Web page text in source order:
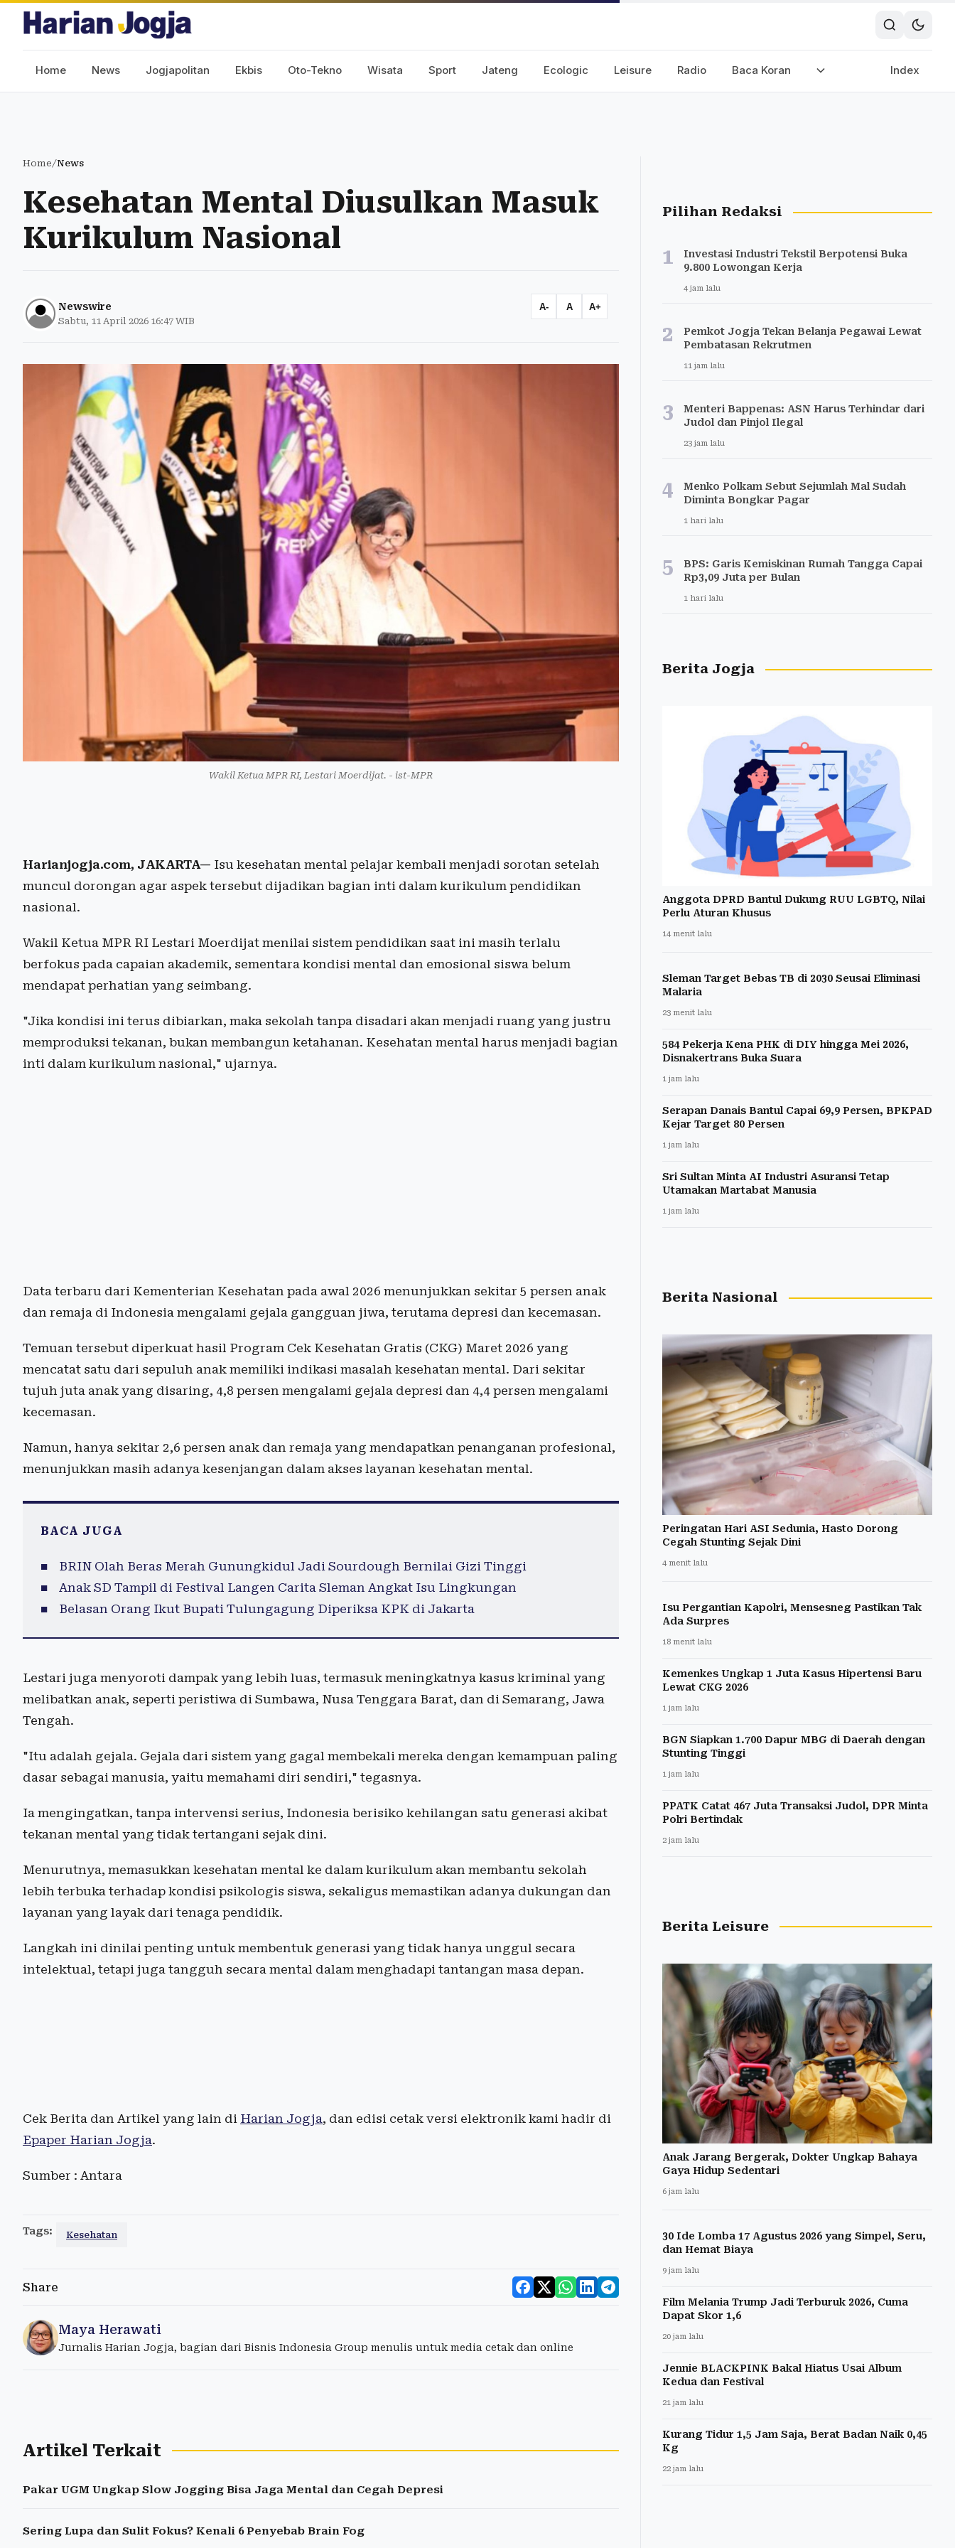
Home News Jogjapolitan Ekbis Oto-Tekno Wisata Sport Jateng Ecologic Leisure Radio Baca Koran Index
Home/News
Kesehatan Mental Diusulkan Masuk
Kurikulum Nasional
Newswire
Sabtu, 11 April 2026 16:47 WIB
A- A A+
Wakil Ketua MPR RI, Lestari Moerdijat. - ist-MPR
Harianjogja.com, JAKARTA— Isu kesehatan mental pelajar kembali menjadi sorotan setelah
muncul dorongan agar aspek tersebut dijadikan bagian inti dalam kurikulum pendidikan
nasional.
Wakil Ketua MPR RI Lestari Moerdijat menilai sistem pendidikan saat ini masih terlalu
berfokus pada capaian akademik, sementara kondisi mental dan emosional siswa belum
mendapat perhatian yang seimbang.
"Jika kondisi ini terus dibiarkan, maka sekolah tanpa disadari akan menjadi ruang yang justru
memproduksi tekanan, bukan membangun ketahanan. Kesehatan mental harus menjadi bagian
inti dalam kurikulum nasional," ujarnya.
Data terbaru dari Kementerian Kesehatan pada awal 2026 menunjukkan sekitar 5 persen anak
dan remaja di Indonesia mengalami gejala gangguan jiwa, terutama depresi dan kecemasan.
Temuan tersebut diperkuat hasil Program Cek Kesehatan Gratis (CKG) Maret 2026 yang
mencatat satu dari sepuluh anak memiliki indikasi masalah kesehatan mental. Dari sekitar
tujuh juta anak yang disaring, 4,8 persen mengalami gejala depresi dan 4,4 persen mengalami
kecemasan.
Namun, hanya sekitar 2,6 persen anak dan remaja yang mendapatkan penanganan profesional,
menunjukkan masih adanya kesenjangan dalam akses layanan kesehatan mental.
BACA JUGA
BRIN Olah Beras Merah Gunungkidul Jadi Sourdough Bernilai Gizi Tinggi
Anak SD Tampil di Festival Langen Carita Sleman Angkat Isu Lingkungan
Belasan Orang Ikut Bupati Tulungagung Diperiksa KPK di Jakarta
Lestari juga menyoroti dampak yang lebih luas, termasuk meningkatnya kasus kriminal yang
melibatkan anak, seperti peristiwa di Sumbawa, Nusa Tenggara Barat, dan di Semarang, Jawa
Tengah.
"Itu adalah gejala. Gejala dari sistem yang gagal membekali mereka dengan kemampuan paling
dasar sebagai manusia, yaitu memahami diri sendiri," tegasnya.
Ia mengingatkan, tanpa intervensi serius, Indonesia berisiko kehilangan satu generasi akibat
tekanan mental yang tidak tertangani sejak dini.
Menurutnya, memasukkan kesehatan mental ke dalam kurikulum akan membantu sekolah
lebih terbuka terhadap kondisi psikologis siswa, sekaligus memastikan adanya dukungan dan
layanan yang layak dari tenaga pendidik.
Langkah ini dinilai penting untuk membentuk generasi yang tidak hanya unggul secara
intelektual, tetapi juga tangguh secara mental dalam menghadapi tantangan masa depan.
Cek Berita dan Artikel yang lain di Harian Jogja, dan edisi cetak versi elektronik kami hadir di
Epaper Harian Jogja.
Sumber : Antara
Tags: Kesehatan
Share
Maya Herawati
Jurnalis Harian Jogja, bagian dari Bisnis Indonesia Group menulis untuk media cetak dan online
Artikel Terkait
Pakar UGM Ungkap Slow Jogging Bisa Jaga Mental dan Cegah Depresi
Sering Lupa dan Sulit Fokus? Kenali 6 Penyebab Brain Fog
Pilihan Redaksi
1
Investasi Industri Tekstil Berpotensi Buka
9.800 Lowongan Kerja
4 jam lalu
2
Pemkot Jogja Tekan Belanja Pegawai Lewat
Pembatasan Rekrutmen
11 jam lalu
3
Menteri Bappenas: ASN Harus Terhindar dari
Judol dan Pinjol Ilegal
23 jam lalu
4
Menko Polkam Sebut Sejumlah Mal Sudah
Diminta Bongkar Pagar
1 hari lalu
5
BPS: Garis Kemiskinan Rumah Tangga Capai
Rp3,09 Juta per Bulan
1 hari lalu
Berita Jogja
Anggota DPRD Bantul Dukung RUU LGBTQ, Nilai
Perlu Aturan Khusus
14 menit lalu
Sleman Target Bebas TB di 2030 Seusai Eliminasi
Malaria
23 menit lalu
584 Pekerja Kena PHK di DIY hingga Mei 2026,
Disnakertrans Buka Suara
1 jam lalu
Serapan Danais Bantul Capai 69,9 Persen, BPKPAD
Kejar Target 80 Persen
1 jam lalu
Sri Sultan Minta AI Industri Asuransi Tetap
Utamakan Martabat Manusia
1 jam lalu
Berita Nasional
Peringatan Hari ASI Sedunia, Hasto Dorong
Cegah Stunting Sejak Dini
4 menit lalu
Isu Pergantian Kapolri, Mensesneg Pastikan Tak
Ada Surpres
18 menit lalu
Kemenkes Ungkap 1 Juta Kasus Hipertensi Baru
Lewat CKG 2026
1 jam lalu
BGN Siapkan 1.700 Dapur MBG di Daerah dengan
Stunting Tinggi
1 jam lalu
PPATK Catat 467 Juta Transaksi Judol, DPR Minta
Polri Bertindak
2 jam lalu
Berita Leisure
Anak Jarang Bergerak, Dokter Ungkap Bahaya
Gaya Hidup Sedentari
6 jam lalu
30 Ide Lomba 17 Agustus 2026 yang Simpel, Seru,
dan Hemat Biaya
9 jam lalu
Film Melania Trump Jadi Terburuk 2026, Cuma
Dapat Skor 1,6
20 jam lalu
Jennie BLACKPINK Bakal Hiatus Usai Album
Kedua dan Festival
21 jam lalu
Kurang Tidur 1,5 Jam Saja, Berat Badan Naik 0,45
Kg
22 jam lalu